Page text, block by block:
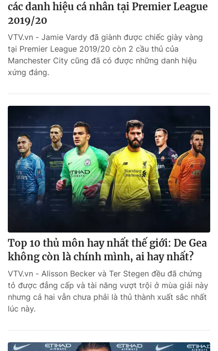
Sự kiện
Bóng đá
Thể thao Điện tử
VIDEO
Bên lề
THỜI BÁO VTV
Theo dõi báo trên
Cơ quan chủ quản:Đài Truyền hình Việt Nam
Cơ quan báo chí:
Thời báo VTV
Tổng Biên tập:Vũ Thanh Thủy
các danh hiệu cá nhân tại Premier League
2019/20
VTV.vn - Jamie Vardy đã giành được chiếc giày vàng
tại Premier League 2019/20 còn 2 cầu thủ của
Manchester City cũng đã có được những danh hiệu
xứng đáng.
Top 10 thủ môn hay nhất thế giới: De Gea
không còn là chính mình, ai hay nhất?
VTV.vn - Alisson Becker và Ter Stegen đều đã chứng
tỏ được đẳng cấp và tài năng vượt trội ở mùa giải này
nhưng cả hai vẫn chưa phải là thủ thành xuất sắc nhất
lúc này.